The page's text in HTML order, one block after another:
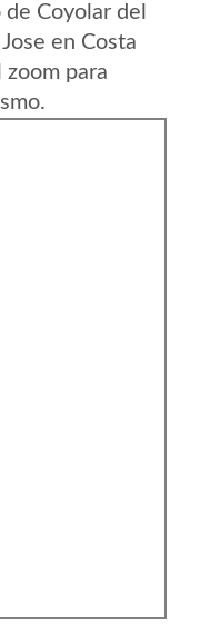
Coyolar del
en Costa
zoom para